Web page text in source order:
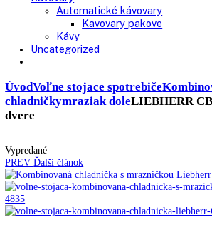
Chladničky
Laboratórne
Mrazničky
Truhlicové -45 °C
Ultra nízka teplota -86 °C
Kávy
Uncategorized